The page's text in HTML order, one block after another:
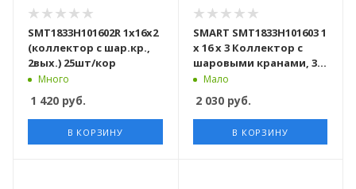
SMT1833Н101602R 1x16x2
(коллектор с шар.кр.,
2вых.) 25шт/кор
Много
1 420 руб.
В КОРЗИНУ
SMART SMT1833Н101603 1
х 16 х 3 Коллектор с
шаровыми кранами, 3
выхода, 15 штук в
Мало
2 030руб.
В КОРЗИНУ